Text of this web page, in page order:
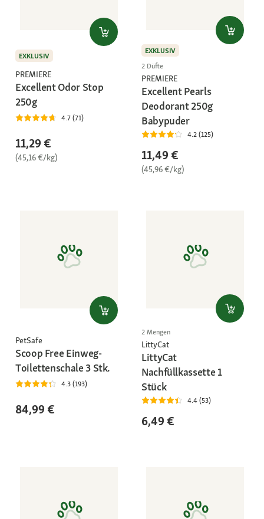
EXKLUSIV
PREMIERE
Excellent Odor Stop
250g
4.7 (71)
11,29 €
(45,16 €/kg)
EXKLUSIV
2 Düfte
PREMIERE
Excellent Pearls
Deodorant 250g
Babypuder
4.2 (125)
11,49 €
(45,96 €/kg)
PetSafe
Scoop Free Einweg-
Toilettenschale 3 Stk.
4.3 (193)
84,99 €
2 Mengen
LittyCat
LittyCat
Nachfüllkassette 1
Stück
4.4 (53)
6,49 €